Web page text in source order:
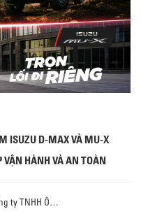
ISUZU D-MAX VÀ MU-X
VẬN HÀNH VÀ AN TOÀN
ty TNHH Ô…